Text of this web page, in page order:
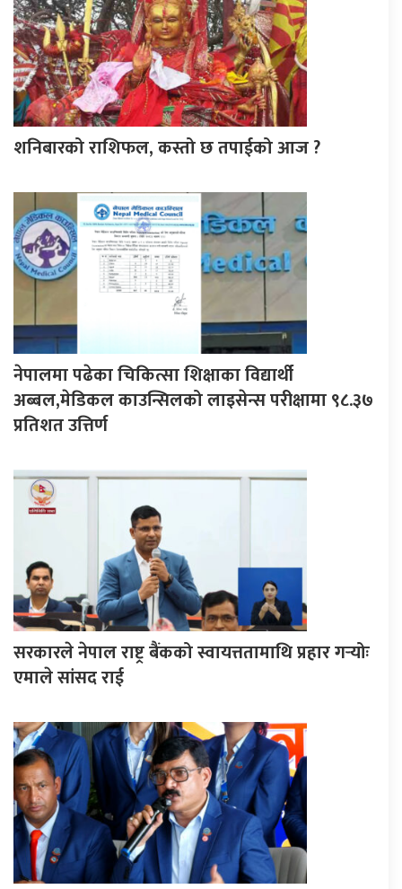
शनिबारको राशिफल, कस्तो छ तपाईको आज ?
नेपालमा पढेका चिकित्सा शिक्षाका विद्यार्थी
अब्बल,मेडिकल काउन्सिलको लाइसेन्स परीक्षामा ९८.३७
प्रतिशत उत्तिर्ण
सरकारले नेपाल राष्ट्र बैंकको स्वायत्ततामाथि प्रहार गर्‍योः
एमाले सांसद राई